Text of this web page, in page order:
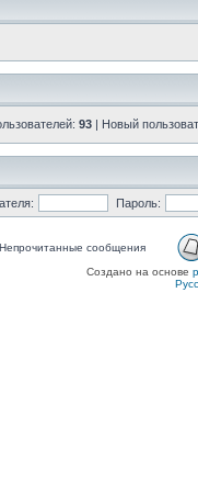
93 | Новый
Пароль:
Непрочитанные сообщения
Создано на основе